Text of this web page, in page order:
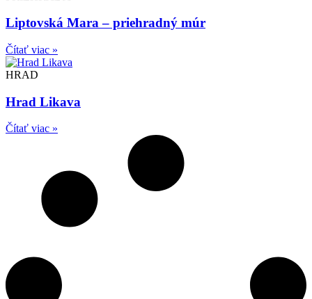
Liptovská Mara – priehradný múr
Čítať viac »
HRAD
Hrad Likava
Čítať viac »